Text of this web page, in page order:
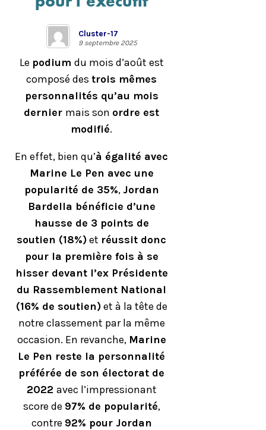
Cluster-17
9 septembre 2025
Le podium du mois d’août est
composé destrois mêmes
personnalités qu’au mois
dernier mais son ordre est
modifié.
En effet, bien qu’à égalité avec
Marine Le Pen avec une
popularité de 35%, Jordan
Bardella bénéficie d’une
hausse de 3 points de
soutien (18%)et réussit donc
pour la première fois à se
hisser devant l’ex Présidente
du Rassemblement National
(16% de soutien)et à la tête de
notre classement par la même
occasion. En revanche, Marine
Le Pen reste la personnalité
préférée de son électorat de
2022 avec l’impressionant
score de 97% de popularité,
contre 92% pour Jordan